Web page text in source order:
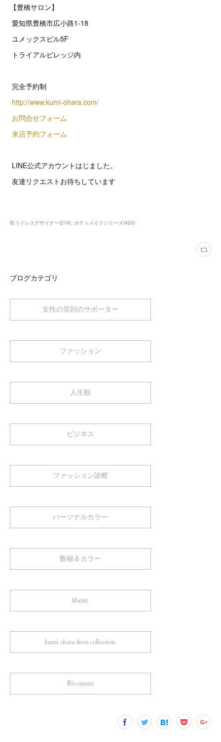
【豊橋サロン】
愛知県豊橋市広小路1-18
ユメックスビル5F
トライアルビレッジ内
完全予約制
http://www.kumi-ohara.com/
お問合せフォーム
来店予約フォーム
LINE公式アカウントはじました。
友達リクエストお待ちしています
歌うドレスデザイナー(219) ボディメイクシリーズ(420)
ブログカテゴリ
女性の笑顔のサポーター
ファッション
人生観
ビジネス
ファッション診断
パーソナルカラー
数秘＆カラー
liberté
kumi ohara dress collection
和couture